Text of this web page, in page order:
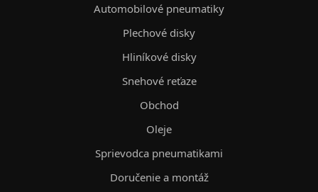
Automobilové pneumatiky
Plechové disky
Hliníkové disky
Snehové reťaze
Obchod
Oleje
Sprievodca pneumatikami
Doručenie a montáž